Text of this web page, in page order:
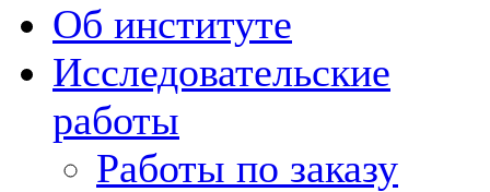
Об институте
Исследовательские
работы
Работы по заказу